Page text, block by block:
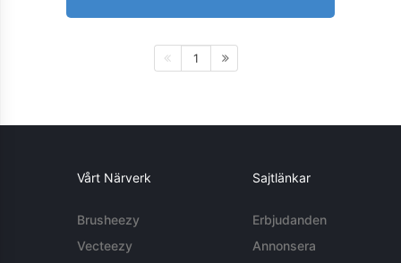
1
Vårt Närverk
Brusheezy
Vecteezy
Sajtlänkar
Erbjudanden
Annonsera